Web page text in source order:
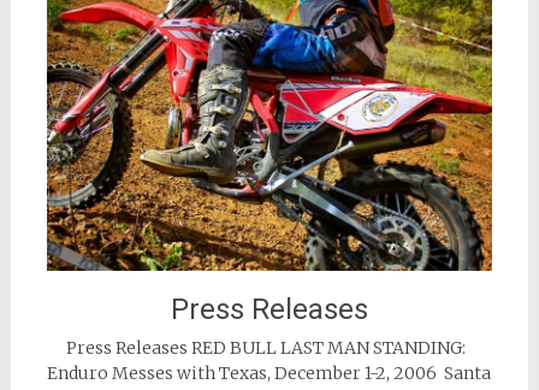
Press Releases
Press Releases RED BULL LAST MAN STANDING:
Enduro Messes with Texas, December 1-2, 2006 Santa